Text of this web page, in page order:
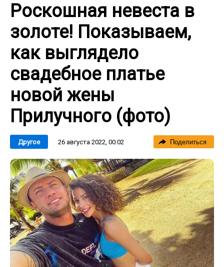
Роскошная невеста в
золоте! Показываем,
как выглядело
свадебное платье
новой жены
Прилучного (фото)
Другое 26 августа 2022, 00:02 Поделиться